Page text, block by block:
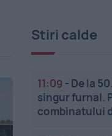
Stiri calde
11:09 - De la
singur furnal.
combinatului